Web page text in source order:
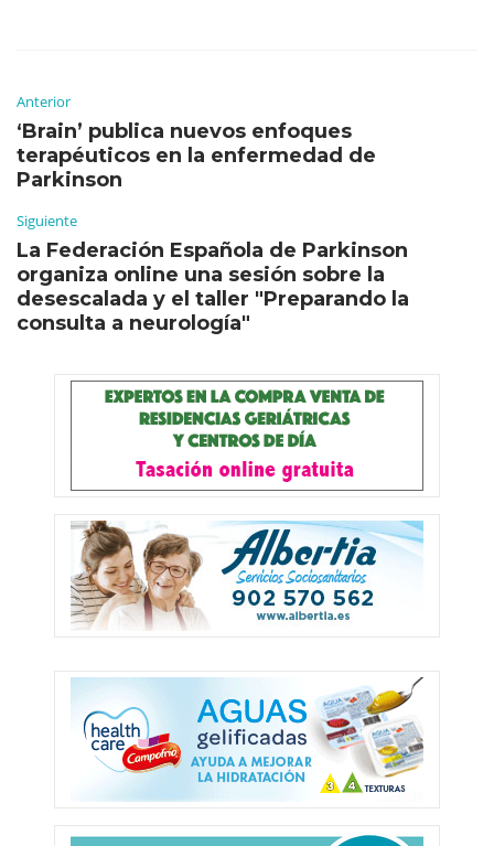
Anterior
‘Brain’ publica nuevos enfoques
terapéuticos en la enfermedad de
Parkinson
Siguiente
La Federación Española de Parkinson
organiza online una sesión sobre la
desescalada y el taller "Preparando la
consulta a neurología"